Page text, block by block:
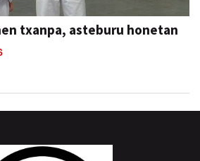
txanpa, asteburu honetan